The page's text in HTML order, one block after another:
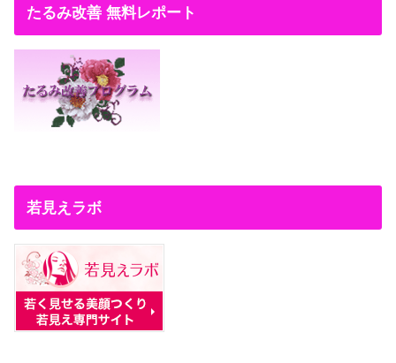
たるみ改善 無料レポート
若見えラボ